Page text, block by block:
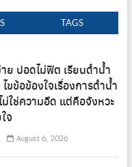
TAGS
ย ปอดไม่ฟิต เรียนดำน้ำ
ขข้อข้องใจเรื่องการดำน้ำ
ม่ใช่ความอึด แต่คือจังหวะ
จ
August 6, 2026